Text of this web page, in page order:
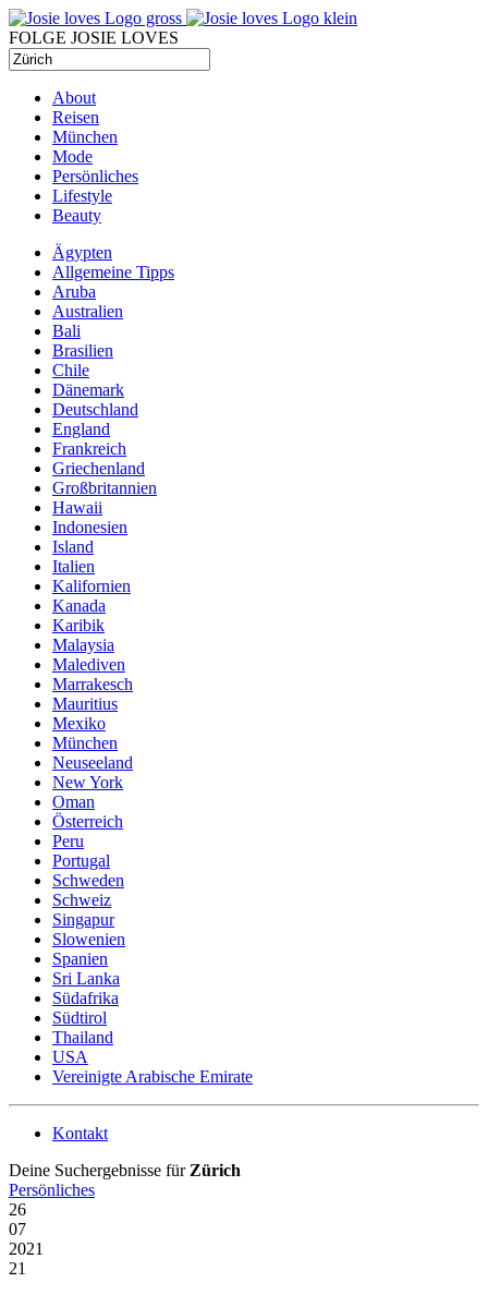
FOLGE JOSIE LOVES
About
Reisen
München
Mode
Persönliches
Lifestyle
Beauty
Ägypten
Allgemeine Tipps
Aruba
Australien
Bali
Brasilien
Chile
Dänemark
Deutschland
England
Frankreich
Griechenland
Großbritannien
Hawaii
Indonesien
Island
Italien
Kalifornien
Kanada
Karibik
Malaysia
Malediven
Marrakesch
Mauritius
Mexiko
München
Neuseeland
New York
Oman
Österreich
Peru
Portugal
Schweden
Schweiz
Singapur
Slowenien
Spanien
Sri Lanka
Südafrika
Südtirol
Thailand
USA
Vereinigte Arabische Emirate
Kontakt
Deine Suchergebnisse für Zürich
Persönliches
26
07
2021
21